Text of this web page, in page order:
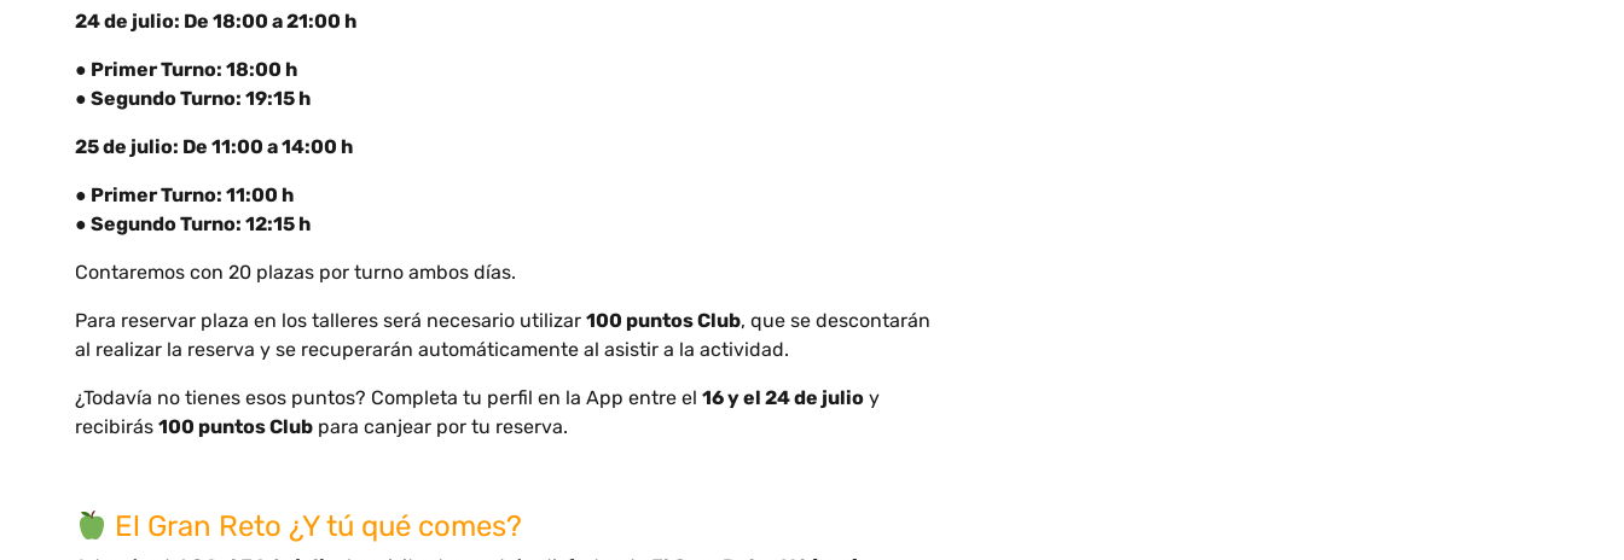
24 de julio: De 18:00 a 21:00 h
● Primer Turno: 18:00 h
● Segundo Turno: 19:15 h
25 de julio: De 11:00 a 14:00 h
● Primer Turno: 11:00 h
● Segundo Turno: 12:15 h
Contaremos con 20 plazas por turno ambos días.
Para reservar plaza en los talleres será necesario utilizar 100 puntos Club, que se descontarán
al realizar la reserva y se recuperarán automáticamente al asistir a la actividad.
¿Todavía no tienes esos puntos? Completa tu perfil en la App entre el 16 y el 24 de julio y
recibirás 100 puntos Club para canjear por tu reserva.
El Gran Reto ¿Y tú qué comes?